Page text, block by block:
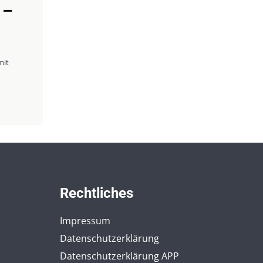
Rechtliches
Impressum
Datenschutzerklärung
Datenschutzerklärung APP